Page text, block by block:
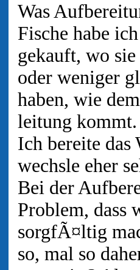
Was
Fische habe
gekauft, wo
oder weniger
haben, wie
leitung kommt.
Ich bereite das
wechsle eher
Bei der
Problem, dass
sorgfÃ¤ltig
so, mal so